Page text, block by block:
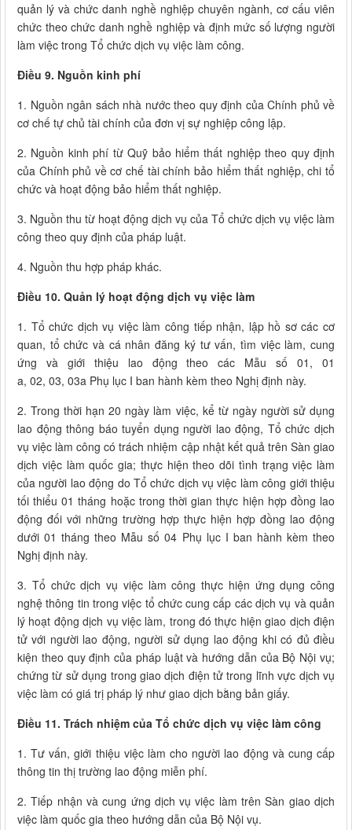
quản lý và chức danh nghề nghiệp chuyên ngành, cơ cấu viên
chức theo chức danh nghề nghiệp và định mức số lượng người
làm việc trong Tổ chức dịch vụ việc làm công.
Điều 9. Nguồn kinh phí
1. Nguồn ngân sách nhà nước theo quy định của Chính phủ về
cơ chế tự chủ tài chính của đơn vị sự nghiệp công lập.
2. Nguồn kinh phí từ Quỹ bảo hiểm thất nghiệp theo quy định
của Chính phủ về cơ chế tài chính bảo hiểm thất nghiệp, chi tổ
chức và hoạt động bảo hiểm thất nghiệp.
3. Nguồn thu từ hoạt động dịch vụ của Tổ chức dịch vụ việc làm
công theo quy định của pháp luật.
4. Nguồn thu hợp pháp khác.
Điều 10. Quản lý hoạt động dịch vụ việc làm
1. Tổ chức dịch vụ việc làm công tiếp nhận, lập hồ sơ các cơ
quan, tổ chức và cá nhân đăng ký tư vấn, tìm việc làm, cung
ứng và giới thiệu lao động theo các Mẫu số 01, 01
a, 02, 03, 03a Phụ lục I ban hành kèm theo Nghị định này.
2. Trong thời hạn 20 ngày làm việc, kể từ ngày người sử dụng
lao động thông báo tuyển dụng người lao động, Tổ chức dịch
vụ việc làm công có trách nhiệm cập nhật kết quả trên Sàn giao
dịch việc làm quốc gia; thực hiện theo dõi tình trạng việc làm
của người lao động do Tổ chức dịch vụ việc làm công giới thiệu
tối thiểu 01 tháng hoặc trong thời gian thực hiện hợp đồng lao
động đối với những trường hợp thực hiện hợp đồng lao động
dưới 01 tháng theo Mẫu số 04 Phụ lục I ban hành kèm theo
Nghị định này.
3. Tổ chức dịch vụ việc làm công thực hiện ứng dụng công
nghệ thông tin trong việc tổ chức cung cấp các dịch vụ và quản
lý hoạt động dịch vụ việc làm, trong đó thực hiện giao dịch điện
tử với người lao động, người sử dụng lao động khi có đủ điều
kiện theo quy định của pháp luật và hướng dẫn của Bộ Nội vụ;
chứng từ sử dụng trong giao dịch điện tử trong lĩnh vực dịch vụ
việc làm có giá trị pháp lý như giao dịch bằng bản giấy.
Điều 11. Trách nhiệm của Tổ chức dịch vụ việc làm công
1. Tư vấn, giới thiệu việc làm cho người lao động và cung cấp
thông tin thị trường lao động miễn phí.
2. Tiếp nhận và cung ứng dịch vụ việc làm trên Sàn giao dịch
việc làm quốc gia theo hướng dẫn của Bộ Nội vụ.